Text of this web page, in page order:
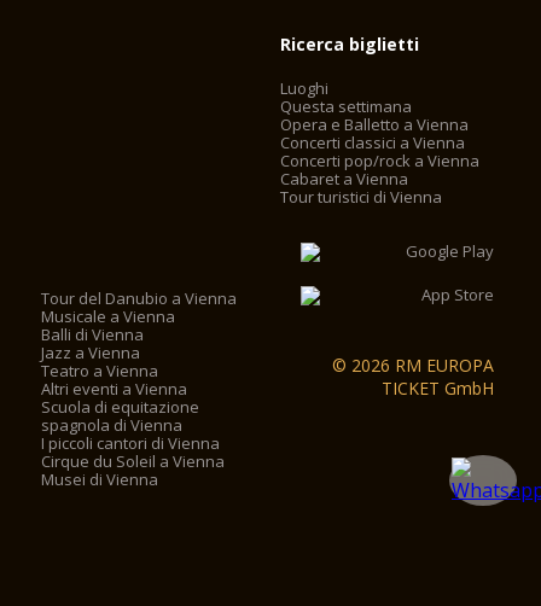
Ricerca biglietti
Luoghi
Questa settimana
Opera e Balletto a Vienna
Concerti classici a Vienna
Concerti pop/rock a Vienna
Cabaret a Vienna
Tour turistici di Vienna
Tour del Danubio a Vienna
Musicale a Vienna
Balli di Vienna
Jazz a Vienna
Teatro a Vienna
Altri eventi a Vienna
Scuola di equitazione
spagnola di Vienna
I piccoli cantori di Vienna
Cirque du Soleil a Vienna
Musei di Vienna
© 2026 RM EUROPA
TICKET GmbH